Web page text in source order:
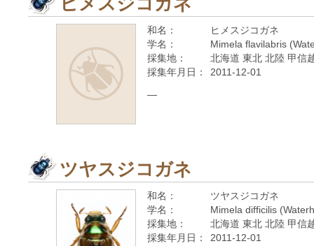
和名：
ヒメスジコガネ
学名：
Mimela flavilabris
採集地：
北海道 東北 北陸 甲信
採集年月日：
2011-12-01
—
ツヤスジコガネ
和名：
ツヤスジコガネ
学名：
Mimela difficilis
採集地：
北海道 東北 北陸 甲信
採集年月日：
2011-12-01